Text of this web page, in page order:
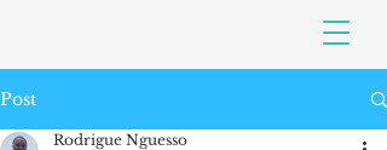
Post
Rodrigue Nguesso